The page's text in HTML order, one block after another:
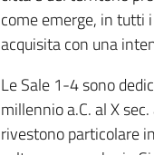
come emerge, in tutti
acquisita con una
Le Sale 1-4 sono
millennio a.C. al X
rivestono particolare